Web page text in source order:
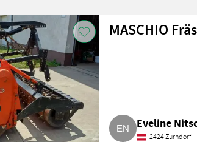
MASCHIO
Eveline
2424 Zurndorf